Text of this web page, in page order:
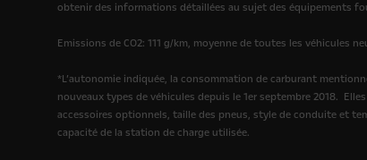
obtenir des informations détaillées au sujet des équipements
Emissions de CO2: 111 g/km, moyenne de toutes les véhicules
*L’autonomie indiquée, la consommation de carburant
nouveaux types de véhicules depuis le 1er septembre 2018.
accessoires optionnels, taille des pneus, style de conduite et
capacité de la station de charge utilisée.